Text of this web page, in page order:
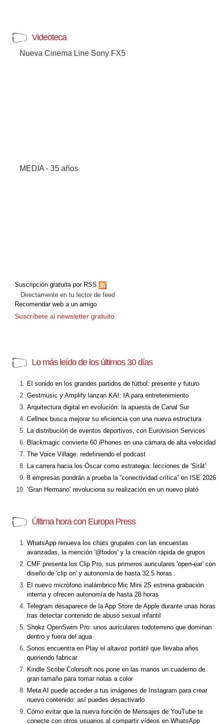
Videoteca
Nueva Cinema Line Sony FX5
MEDIA - 35 años
Suscripción gratuita por RSS
Directamente en tu lector de feed
Recomendar web a un amigo
Suscríbete al newsletter gratuito
Lo más leído de los últimos 30 días
El sonido en los grandes partidos de fútbol: presente y futuro
Gestmusic y Amplify lanzan KAI: IA para entretenimiento
Arquitectura digital en evolución: la apuesta de Canal Sur
Cellnex busca mejorar su eficiencia con una nueva estructura
La distribución de eventos deportivos, con Eurovision Services
Blackmagic convierte 60 iPhones en una cámara de alta velocidad
The Voice Village: redefiniendo el podcast
La carrera hacia los Óscar como estrategia: lecciones de 'Sirât'
8 empresas pondrán a prueba la “conectividad crítica” en ISE 2026
‘Gran Hermano’ revoluciona su realización en un nuevo plató
Última hora con Europa Press
WhatsApp renueva los chats grupales con las encuestas
avanzadas, la mención '@todos' y la creación rápida de grupos
CMF presenta los Clip Pro, sus primeros auriculares 'open-ear' con
diseño de 'clip on' y autonomía de hasta 32,5 horas
El nuevo micrófono inalámbrico Mic Mini 2S estrena grabación
interna y ofrecen autonomía de hasta 28 horas
Telegram desaparece de la App Store de Apple durante unas horas
tras detectar contenido de abuso sexual infantil
Shokz OpenSwim Pro: unos auriculares todoterreno que dominan
dentro y fuera del agua
Sonos encuentra en Play el altavoz portátil que llevaba años
queriendo fabricar
Kindle Scribe Colorsoft nos pone en las manos un cuaderno de
gran tamaño para tomar notas a color
Meta AI puede acceder a tus imágenes de Instagram para crear
nuevo contenido: así puedes desactivarlo
Cómo evitar que la nueva función de Mensajes de YouTube te
conecte con otros usuarios al compartir vídeos en WhatsApp